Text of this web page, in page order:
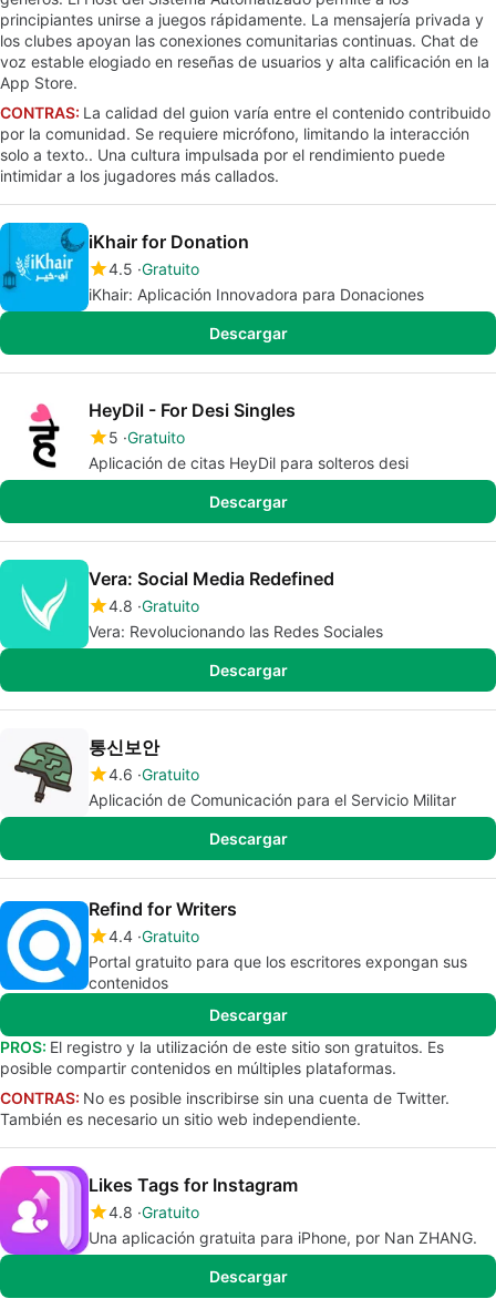
principiantes unirse a juegos rápidamente. La mensajería privada y
los clubes apoyan las conexiones comunitarias continuas. Chat de
voz estable elogiado en reseñas de usuarios y alta calificación en la
App Store.
CONTRAS: La calidad del guion varía entre el contenido contribuido
por la comunidad. Se requiere micrófono, limitando la interacción
solo a texto.. Una cultura impulsada por el rendimiento puede
intimidar a los jugadores más callados.
iKhair for Donation
4.5 Gratuito
iKhair: Aplicación Innovadora para Donaciones
Descargar
HeyDil - For Desi Singles
5 Gratuito
Aplicación de citas HeyDil para solteros desi
Descargar
Vera: Social Media Redefined
4.8 Gratuito
Vera: Revolucionando las Redes Sociales
Descargar
통신보안
4.6 Gratuito
Aplicación de Comunicación para el Servicio Militar
Descargar
Refind for Writers
4.4 Gratuito
Portal gratuito para que los escritores expongan sus
contenidos
Descargar
PROS: El registro y la utilización de este sitio son gratuitos. Es
posible compartir contenidos en múltiples plataformas.
CONTRAS: No es posible inscribirse sin una cuenta de Twitter.
También es necesario un sitio web independiente.
Likes Tags for Instagram
4.8 Gratuito
Una aplicación gratuita para iPhone, por Nan ZHANG.
Descargar